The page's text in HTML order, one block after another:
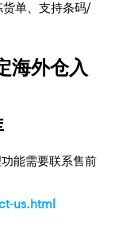
货单、支持条码/
海外仓入
能需要联系售前
us.html